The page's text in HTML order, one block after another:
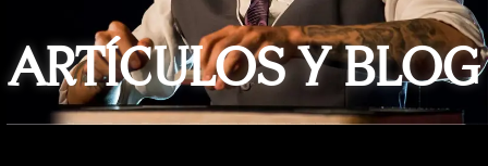
ARTÍCULOS Y BLOG